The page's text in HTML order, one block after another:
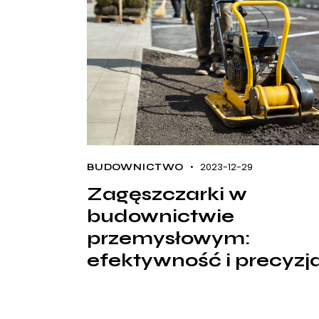
BUDOWNICTWO 2023-12-29
Zagęszczarki w
budownictwie
przemysłowym:
efektywność i